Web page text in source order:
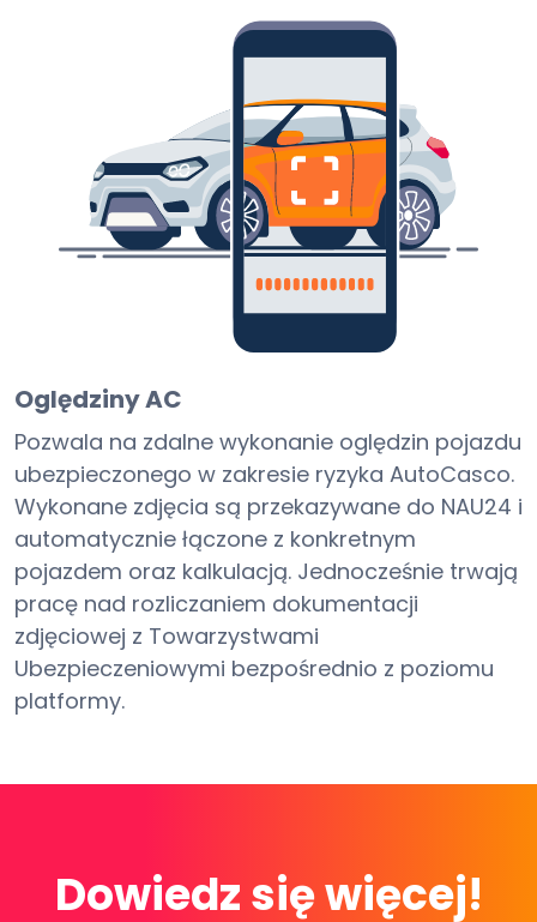
Oględziny AC
Pozwala na zdalne wykonanie oględzin pojazdu
ubezpieczonego w zakresie ryzyka AutoCasco.
Wykonane zdjęcia są przekazywane do NAU24 i
automatycznie łączone z konkretnym
pojazdem oraz kalkulacją. Jednocześnie trwają
pracę nad rozliczaniem dokumentacji
zdjęciowej z Towarzystwami
Ubezpieczeniowymi bezpośrednio z poziomu
platformy.
Dowiedz się więcej!